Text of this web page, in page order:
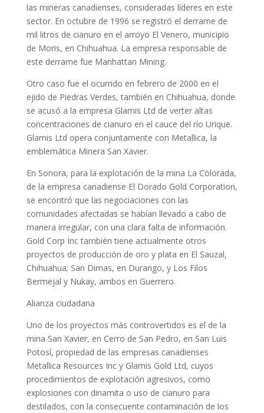
las mineras canadienses, consideradas líderes en este
sector. En octubre de 1996 se registró el derrame de
mil litros de cianuro en el arroyo El Venero, municipio
de Moris, en Chihuahua. La empresa responsable de
este derrame fue Manhattan Mining.
Otro caso fue el ocurrido en febrero de 2000 en el
ejido de Piedras Verdes, también en Chihuahua, donde
se acusó a la empresa Glamis Ltd de verter altas
concentraciones de cianuro en el cauce del río Urique.
Glamis Ltd opera conjuntamente con Metallica, la
emblemática Minera San Xavier.
En Sonora, para la explotación de la mina La Colorada,
de la empresa canadiense El Dorado Gold Corporation,
se encontró que las negociaciones con las
comunidades afectadas se habían llevado a cabo de
manera irregular, con una clara falta de información.
Gold Corp Inc también tiene actualmente otros
proyectos de producción de oro y plata en El Sauzal,
Chihuahua; San Dimas, en Durango, y Los Filos
Bermejal y Nukay, ambos en Guerrero.
Alianza ciudadana
Uno de los proyectos más controvertidos es el de la
mina San Xavier, en Cerro de San Pedro, en San Luis
Potosí, propiedad de las empresas canadienses
Metallica Resources Inc y Glamis Gold Ltd, cuyos
procedimientos de explotación agresivos, como
explosiones con dinamita o uso de cianuro para
destilados, con la consecuente contaminación de los